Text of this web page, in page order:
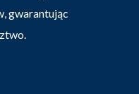
gwarantując